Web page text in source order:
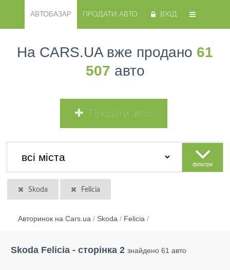
АВТОБАЗАР ПРОДАТИ АВТО ВХІД
На CARS.UA вже продано 61
507 авто
Продати авто
фільтри
Skoda Felicia
Авторинок на Cars.ua / Skoda / Felicia /
Skoda Felicia - сторінка 2 знайдено 61 авто